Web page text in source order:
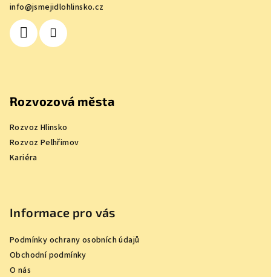
info@jsmejidlohlinsko.cz
Rozvozová města
Rozvoz Hlinsko
Rozvoz Pelhřimov
Kariéra
Informace pro vás
Podmínky ochrany osobních údajů
Obchodní podmínky
O nás